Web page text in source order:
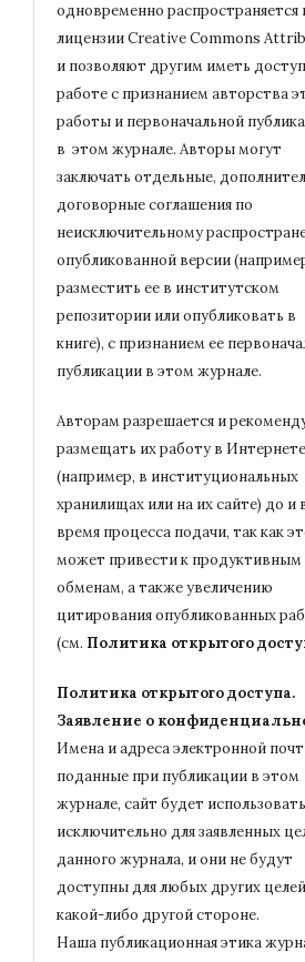
одновременно распространяется
лицензии Creative Commons
и позволяют другим иметь
работе с признанием авторства
работы и первоначальной
в этом журнале. Авторы могут
заключать отдельные,
договорные соглашения по
неисключительному
опубликованной версии
разместить ее в институтском
репозитории или опубликовать в
книге), с признанием ее
публикации в этом журнале.
Авторам разрешается и
размещать их работу в Интернете
(например, в институциональных
хранилищах или на их сайте) до и
время процесса подачи, так как
может привести к продуктивным
обменам, а также увеличению
цитирования опубликованных
(см. Политика открытого
Политика открытого доступа.
Заявление о
Имена и адреса электронной
поданные при публикации в этом
журнале, сайт будет
исключительно для заявленных
данного журнала, и они не будут
доступны для любых других
какой-либо другой стороне.
Наша публикационная этика